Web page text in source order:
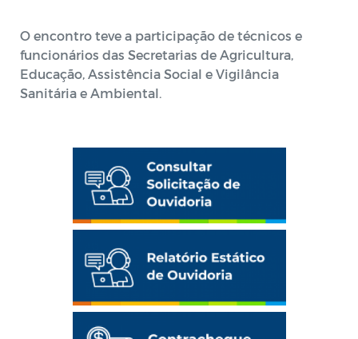
O encontro teve a participação de técnicos e
funcionários das Secretarias de Agricultura,
Educação, Assistência Social e Vigilância
Sanitária e Ambiental.